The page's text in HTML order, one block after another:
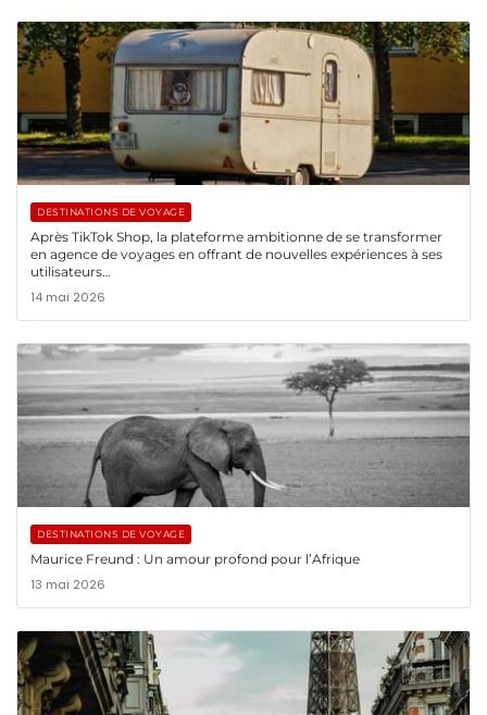
DESTINATIONS DE VOYAGE
Après TikTok Shop, la plateforme ambitionne de se transformer
en agence de voyages en offrant de nouvelles expériences à ses
utilisateurs…
14 mai 2026
DESTINATIONS DE VOYAGE
Maurice Freund : Un amour profond pour l’Afrique
13 mai 2026